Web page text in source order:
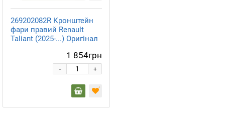
269202082R Кронштейн
фари правий Renault
Taliant (2025-...) Оригінал
1 854грн
+
-